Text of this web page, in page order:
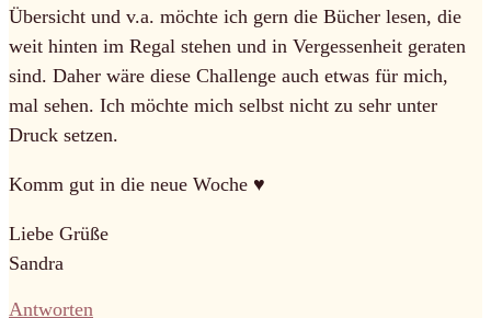
Übersicht und v.a. möchte ich gern die Bücher lesen, die
weit hinten im Regal stehen und in Vergessenheit geraten
sind. Daher wäre diese Challenge auch etwas für mich,
mal sehen. Ich möchte mich selbst nicht zu sehr unter
Druck setzen.
Komm gut in die neue Woche ♥
Liebe Grüße
Sandra
Antworten